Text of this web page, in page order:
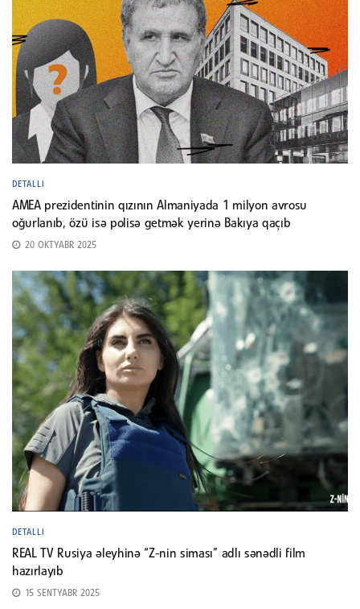
DETALLI
AMEA prezidentinin qızının Almaniyada 1 milyon avrosu
oğurlanıb, özü isə polisə getmək yerinə Bakıya qaçıb
20 OKTYABR 2025
DETALLI
REAL TV Rusiya əleyhinə “Z-nin siması” adlı sənədli film
hazırlayıb
15 SENTYABR 2025